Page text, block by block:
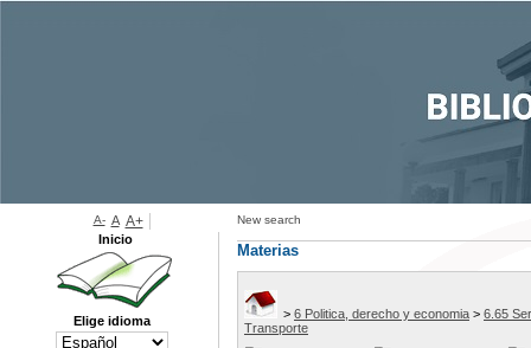
New search
Materias
> 6 Politica, derecho y economia > 6.65
Transporte
A- A A+
Inicio
Elige idioma